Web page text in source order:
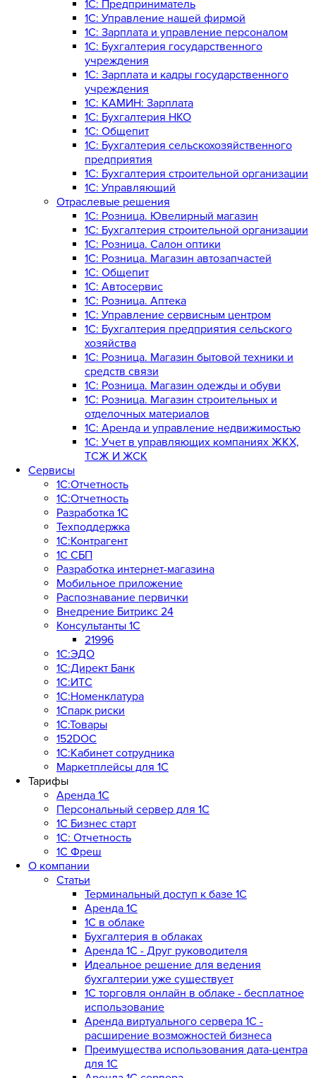
1C: Предприниматель
1C: Управление нашей фирмой
1C: Зарплата и управление персоналом
1C: Бухгалтерия государственного
учреждения
1C: Зарплата и кадры государственного
учреждения
1C: КАМИН: Зарплата
1C: Бухгалтерия НКО
1С: Общепит
1С: Бухгалтерия сельскохозяйст­венного
предприятия
1С: Бухгалтерия строительной организации
1С: Управляющий
Отраслевые решения
1С: Розница. Ювелирный магазин
1С: Бухгалтерия строительной организации
1С: Розница. Салон оптики
1С: Розница. Магазин автозапчастей
1C: Общепит
1С: Автосервис
1С: Розница. Аптека
1С: Управление сервисным центром
1С: Бухгалтерия предприятия сельского
хозяйства
1С: Розница. Магазин бытовой техники и
средств связи
1С: Розница. Магазин одежды и обуви
1С: Розница. Магазин строительных и
отделочных материалов
1С: Аренда и управление недвижимостью
1C: Учет в управляющих компаниях ЖКХ,
ТСЖ И ЖСК
Сервисы
1С:Отчетность
1С:Отчетность
Разработка 1С
Техподдержка
1С:Контрагент
1С СБП
Разработка интернет-магазина
Мобильное приложение
Распознавание первички
Внедрение Битрикс 24
Консультанты 1С
21996
1С:ЭДО
1С:Директ Банк
1С:ИТС
1С:Номенклатура
1Спарк риски
1С:Товары
152DOC
1С:Кабинет сотрудника
Маркетплейсы для 1С
Тарифы
Аренда 1С
Персональный сервер для 1С
1С Бизнес старт
1С: Отчетность
1C Фреш
О компании
Статьи
Терминальный доступ к базе 1С
Аренда 1С
1С в облаке
Бухгалтерия в облаках
Аренда 1С - Друг руководителя
Идеальное решение для ведения
бухгалтерии уже существует
1С торговля онлайн в облаке - бесплатное
использование
Аренда виртуального сервера 1С -
расширение возможностей бизнеса
Преимущества использования дата-центра
для 1С